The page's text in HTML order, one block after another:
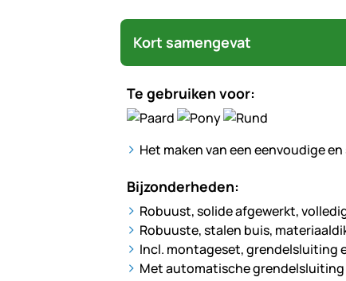
Kort samengevat
Te gebruiken voor:
Het maken van een eenvoudige
Bijzonderheden:
Robuust, solide afgewerkt,
Robuuste, stalen buis,
Incl. montageset, grendelsluiting
Met automatische grendelsluiting